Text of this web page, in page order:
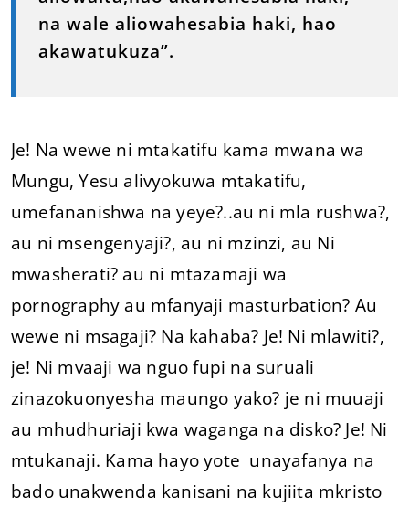
na wale aliowahesabia haki, hao
akawatukuza”.
Je! Na wewe ni mtakatifu kama mwana wa
Mungu, Yesu alivyokuwa mtakatifu,
umefananishwa na yeye?..au ni mla rushwa?,
au ni msengenyaji?, au ni mzinzi, au Ni
mwasherati? au ni mtazamaji wa
pornography au mfanyaji masturbation? Au
wewe ni msagaji? Na kahaba? Je! Ni mlawiti?,
je! Ni mvaaji wa nguo fupi na suruali
zinazokuonyesha maungo yako? je ni muuaji
au mhudhuriaji kwa waganga na disko? Je! Ni
mtukanaji. Kama hayo yote unayafanya na
bado unakwenda kanisani na kujiita mkristo